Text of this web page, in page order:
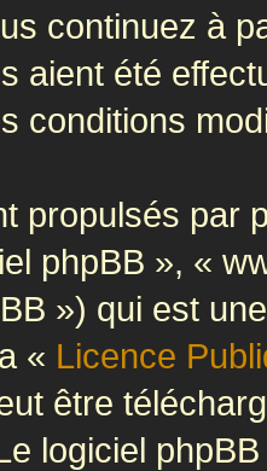
continuez à
aient été
conditions
propulsés par
phpBB », «
») qui est
« Licence
être
logiciel